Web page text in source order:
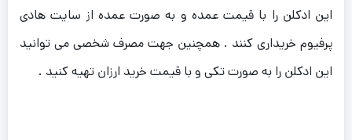
این ادکلن را با قیمت عمده و به صورت عمده از سایت هادی
پرفیوم خریداری کنند . همچنین جهت مصرف شخصی می توانید
این ادکلن را به صورت تکی و با قیمت خرید ارزان تهیه کنید .